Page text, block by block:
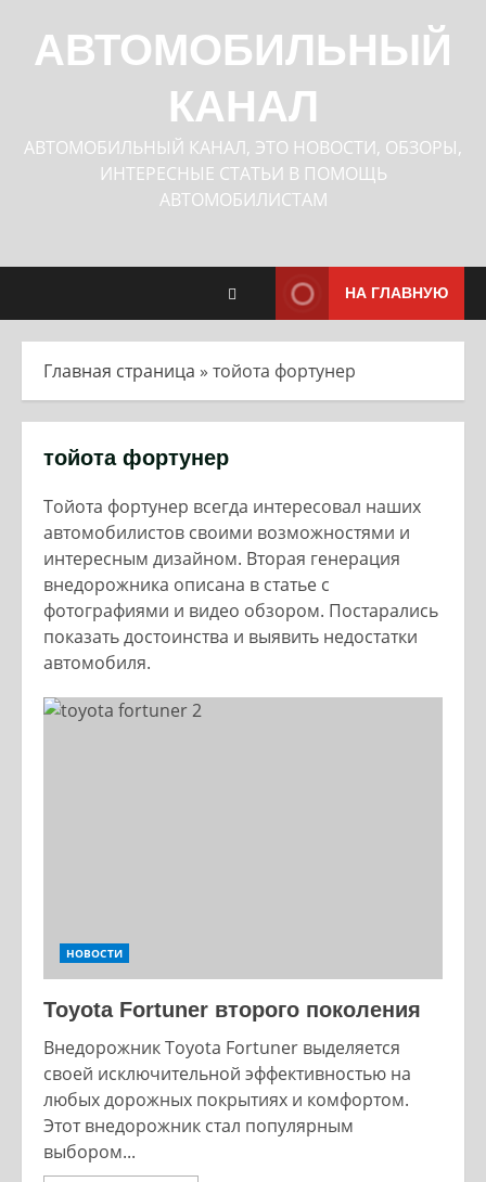
содержимому
АВТОМОБИЛЬНЫЙ
КАНАЛ
АВТОМОБИЛЬНЫЙ КАНАЛ, ЭТО НОВОСТИ, ОБЗОРЫ,
ИНТЕРЕСНЫЕ СТАТЬИ В ПОМОЩЬ
АВТОМОБИЛИСТАМ
НА ГЛАВНУЮ
Главная страница » тойота фортунер
тойота фортунер
Тойота фортунер всегда интересовал наших
автомобилистов своими возможностями и
интересным дизайном. Вторая генерация
внедорожника описана в статье с
фотографиями и видео обзором. Постарались
показать достоинства и выявить недостатки
автомобиля.
НОВОСТИ
Toyota Fortuner второго поколения
Внедорожник Toyota Fortuner выделяется
своей исключительной эффективностью на
любых дорожных покрытиях и комфортом.
Этот внедорожник стал популярным
выбором...